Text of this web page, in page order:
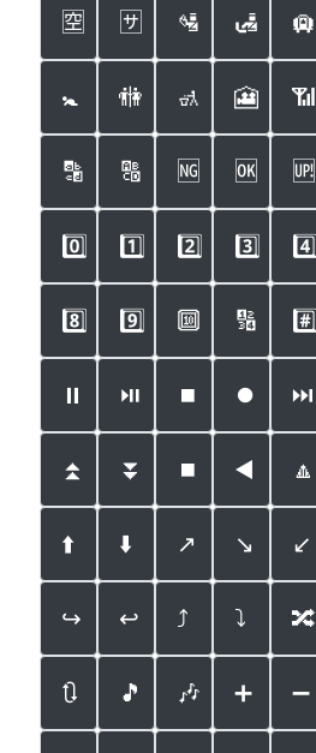
🈳 🈂️ 🛂 🛃 🛄
🚼 🚻 🚮 🎦 📶
🔡 🔠 🆖 🆗 🆙
0️⃣ 1️⃣ 2️⃣ 3️⃣ 4️⃣
8️⃣ 9️⃣ 🔟 🔢 #️⃣
⏸ ⏯ ⏹ ⏺ ⏭
⏫ ⏬ ⏹ ◀️ 🔼
⬆️ ⬇️ ↗️ ↘️ ↙️
↪️ ↩️ ⤴️ ⤵️ 🔀
🔃 🎵 🎶 ➕ ➖